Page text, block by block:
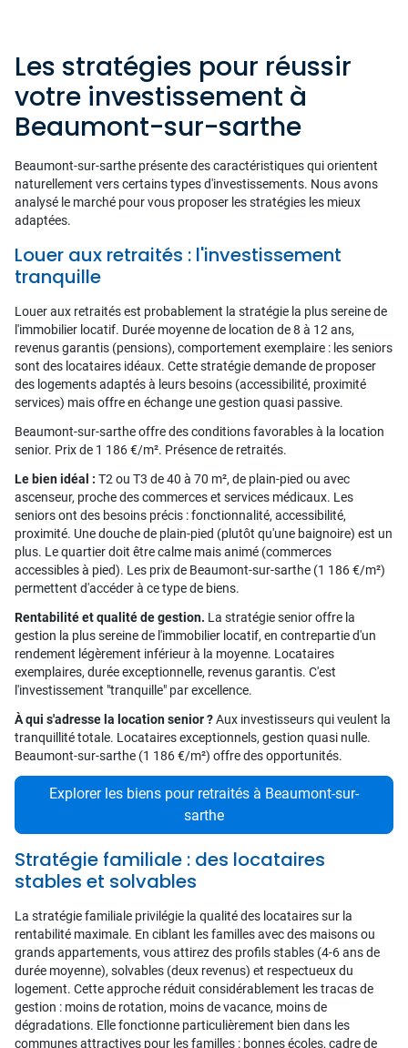
Les stratégies pour réussir
votre investissement à
Beaumont-sur-sarthe
Beaumont-sur-sarthe présente des caractéristiques qui orientent
naturellement vers certains types d'investissements. Nous avons
analysé le marché pour vous proposer les stratégies les mieux
adaptées.
Louer aux retraités : l'investissement
tranquille
Louer aux retraités est probablement la stratégie la plus sereine de
l'immobilier locatif. Durée moyenne de location de 8 à 12 ans,
revenus garantis (pensions), comportement exemplaire : les seniors
sont des locataires idéaux. Cette stratégie demande de proposer
des logements adaptés à leurs besoins (accessibilité, proximité
services) mais offre en échange une gestion quasi passive.
Beaumont-sur-sarthe offre des conditions favorables à la location
senior. Prix de 1 186 €/m². Présence de retraités.
Le bien idéal : T2 ou T3 de 40 à 70 m², de plain-pied ou avec
ascenseur, proche des commerces et services médicaux. Les
seniors ont des besoins précis : fonctionnalité, accessibilité,
proximité. Une douche de plain-pied (plutôt qu'une baignoire) est un
plus. Le quartier doit être calme mais animé (commerces
accessibles à pied). Les prix de Beaumont-sur-sarthe (1 186 €/m²)
permettent d'accéder à ce type de biens.
Rentabilité et qualité de gestion. La stratégie senior offre la
gestion la plus sereine de l'immobilier locatif, en contrepartie d'un
rendement légèrement inférieur à la moyenne. Locataires
exemplaires, durée exceptionnelle, revenus garantis. C'est
l'investissement "tranquille" par excellence.
À qui s'adresse la location senior ?Aux investisseurs qui veulent la
tranquillité totale. Locataires exceptionnels, gestion quasi nulle.
Beaumont-sur-sarthe (1 186 €/m²) offre des opportunités.
Explorer les biens pour retraités à Beaumont-sur-
sarthe
Stratégie familiale : des locataires
stables et solvables
La stratégie familiale privilégie la qualité des locataires sur la
rentabilité maximale. En ciblant les familles avec des maisons ou
grands appartements, vous attirez des profils stables (4-6 ans de
durée moyenne), solvables (deux revenus) et respectueux du
logement. Cette approche réduit considérablement les tracas de
gestion : moins de rotation, moins de vacance, moins de
dégradations. Elle fonctionne particulièrement bien dans les
communes attractives pour les familles : bonnes écoles, cadre de